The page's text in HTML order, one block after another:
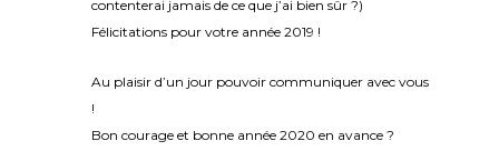
contenterai jamais de ce que j’ai bien sûr ?)
Félicitations pour votre année 2019 !
Au plaisir d’un jour pouvoir communiquer avec vous
!
Bon courage et bonne année 2020 en avance ?